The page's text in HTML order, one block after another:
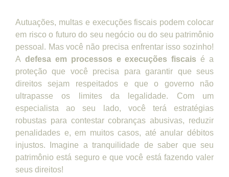
Autuações, multas e execuções fiscais podem colocar
em risco o futuro do seu negócio ou do seu patrimônio
pessoal. Mas você não precisa enfrentar isso sozinho!
A defesa em processos e execuções fiscais é a
proteção que você precisa para garantir que seus
direitos sejam respeitados e que o governo não
ultrapasse os limites da legalidade. Com um
especialista ao seu lado, você terá estratégias
robustas para contestar cobranças abusivas, reduzir
penalidades e, em muitos casos, até anular débitos
injustos. Imagine a tranquilidade de saber que seu
patrimônio está seguro e que você está fazendo valer
seus direitos!